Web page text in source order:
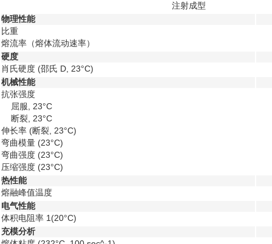
注射成型
物理性能
比重
熔流率（熔体流动速率）
硬度
肖氏硬度 (邵氏 D, 23°C)
机械性能
抗张强度
屈服, 23°C
断裂, 23°C
伸长率 (断裂, 23°C)
弯曲模量 (23°C)
弯曲强度 (23°C)
压缩强度 (23°C)
热性能
熔融峰值温度
电气性能
体积电阻率 1 (20°C)
充模分析